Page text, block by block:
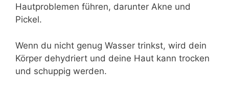
Hautproblemen führen, darunter Akne und
Pickel.
Wenn du nicht genug Wasser trinkst, wird dein
Körper dehydriert und deine Haut kann trocken
und schuppig werden.